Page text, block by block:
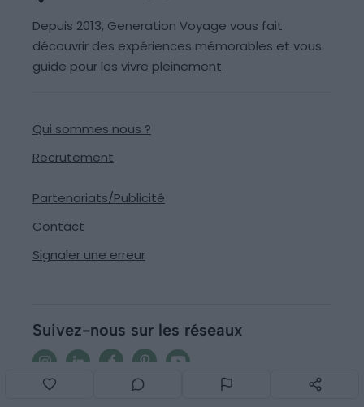
Depuis 2013, Generation Voyage vous fait
découvrir des expériences mémorables et vous
guide pour les vivre pleinement.
Qui sommes nous ?
Recrutement
Partenariats/Publicité
Contact
Signaler une erreur
Suivez-nous sur les réseaux